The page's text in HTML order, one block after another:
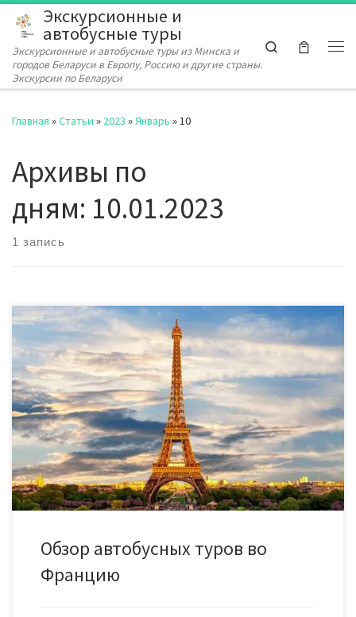
Перейти к содержимому
Экскурсионные и
автобусные туры
Экскурсионные и автобусные туры из Минска и
городов Беларуси в Европу, Россию и другие страны.
Экскурсии по Беларуси
Search
Главная »Статьи » 2023 »Январь »10
Архивы по
дням: 10.01.2023
1 запись
Франция – одна из самых посещаемых туристами стран мира,
а автобусные туры во Францию являются одними из самых
популярных у наших туристов. Территория страны разделена
на несколько исторических областей. ⠀ Многие регионы
известны далеко за пределами Европы, у каждого есть свои
особенности и отличительные черты, а их названия являются
самостоятельными […]
Обзор автобусных туров во
Францию